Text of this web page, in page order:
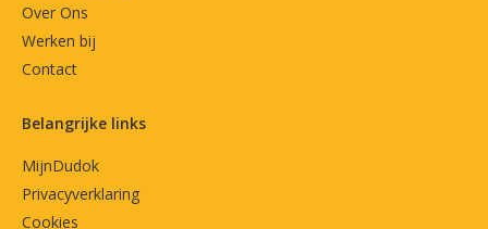
Over Ons
Werken bij
Contact
Belangrijke links
MijnDudok
Privacyverklaring
Cookies